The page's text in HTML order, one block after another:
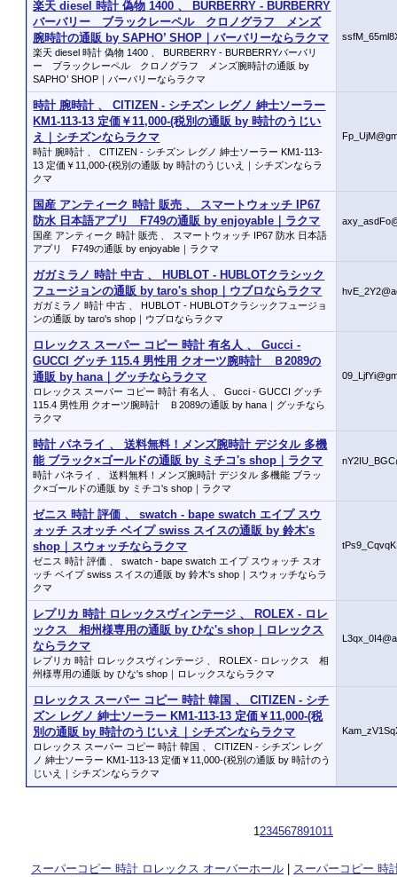
楽天 diesel 時計 偽物 1400 、 BURBERRY - BURBERRY
バーバリー ブラックレーペル クロノグラフ メンズ
腕時計の通販 by SAPHO’ SHOP｜バーバリーならラクマ
楽天 diesel 時計 偽物 1400 、 BURBERRY - BURBERRYバーバリ
ー ブラックレーペル クロノグラフ メンズ腕時計の通販 by
SAPHO’ SHOP｜バーバリーならラクマ
時計 腕時計 、 CITIZEN - シチズン レグノ 紳士ソーラー
KM1-113-13 定価￥11,000-(税別の通販 by 時計のうじい
え｜シチズンならラクマ
時計 腕時計 、 CITIZEN - シチズン レグノ 紳士ソーラー KM1-113-
13 定価￥11,000-(税別の通販 by 時計のうじいえ｜シチズンならラ
クマ
国産 アンティーク 時計 販売 、 スマートウォッチ IP67
防水 日本語アプリ F749の通販 by enjoyable｜ラクマ
国産 アンティーク 時計 販売 、 スマートウォッチ IP67 防水 日本語
アプリ F749の通販 by enjoyable｜ラクマ
ガガミラノ 時計 中古 、 HUBLOT - HUBLOTクラシック
フュージョンの通販 by taro's shop｜ウブロならラクマ
ガガミラノ 時計 中古 、 HUBLOT - HUBLOTクラシックフュージョ
ンの通販 by taro's shop｜ウブロならラクマ
ロレックス スーパー コピー 時計 有名人 、 Gucci -
GUCCI グッチ 115.4 男性用 クオーツ腕時計 Ｂ2089の
通販 by hana｜グッチならラクマ
ロレックス スーパー コピー 時計 有名人 、 Gucci - GUCCI グッチ
115.4 男性用 クオーツ腕時計 Ｂ2089の通販 by hana｜グッチなら
ラクマ
時計 パネライ 、 送料無料！メンズ腕時計 デジタル 多機
能 ブラック×ゴールドの通販 by ミチコ's shop｜ラクマ
時計 パネライ 、 送料無料！メンズ腕時計 デジタル 多機能 ブラッ
ク×ゴールドの通販 by ミチコ's shop｜ラクマ
ゼニス 時計 評価 、 swatch - bape swatch エイプ スウ
ォッチ スオッチ ベイプ swiss スイスの通販 by 鈴木's
shop｜スウォッチならラクマ
ゼニス 時計 評価 、 swatch - bape swatch エイプ スウォッチ スオ
ッチ ベイプ swiss スイスの通販 by 鈴木's shop｜スウォッチならラ
クマ
レプリカ 時計 ロレックスヴィンテージ 、 ROLEX - ロレ
ックス 相州様専用の通販 by ひな's shop｜ロレックス
ならラクマ
レプリカ 時計 ロレックスヴィンテージ 、 ROLEX - ロレックス 相
州様専用の通販 by ひな's shop｜ロレックスならラクマ
ロレックス スーパー コピー 時計 韓国 、 CITIZEN - シチ
ズン レグノ 紳士ソーラー KM1-113-13 定価￥11,000-(税
別の通販 by 時計のうじいえ｜シチズンならラクマ
ロレックス スーパー コピー 時計 韓国 、 CITIZEN - シチズン レグ
ノ 紳士ソーラー KM1-113-13 定価￥11,000-(税別の通販 by 時計のう
じいえ｜シチズンならラクマ
1 234567891011
スーパーコピー 時計 ロレックス オーバーホール| スーパーコピー 時